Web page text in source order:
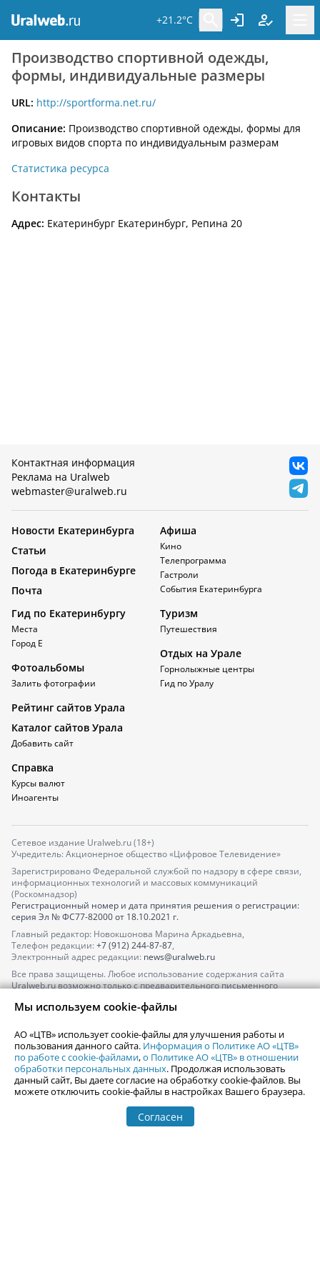
+21.2°C
Производство спортивной одежды,
формы, индивидуальные размеры
URL: http://sportforma.net.ru/
Описание: Производство спортивной одежды, формы для
игровых видов спорта по индивидуальным размерам
Статистика ресурса
Контакты
Адрес: Екатеринбург Екатеринбург, Репина 20
Контактная информация
Реклама на Uralweb
webmaster@uralweb.ru
Новости Екатеринбурга
Статьи
Погода в Екатеринбурге
Почта
Афиша
Кино
Телепрограмма
Гастроли
События Екатеринбурга
Гид по Екатеринбургу
Места
Город Е
Фотоальбомы
Залить фотографии
Туризм
Путешествия
Отдых на Урале
Горнолыжные центры
Гид по Уралу
Рейтинг сайтов Урала
Каталог сайтов Урала
Добавить сайт
Справка
Курсы валют
Иноагенты
Сетевое издание Uralweb.ru (18+)
Учредитель: Акционерное общество «Цифровое Телевидение»
Зарегистрировано Федеральной службой по надзору в сфере связи,
информационных технологий и массовых коммуникаций
(Роскомнадзор)
Регистрационный номер и дата принятия решения о регистрации:
серия Эл № ФС77-82000от 18.10.2021 г.
Главный редактор: Новокшонова Марина Аркадьевна,
Телефон редакции: +7 (912) 244-87-87,
Электронный адрес редакции: news@uralweb.ru
Все права защищены. Любое использование содержания сайта
Uralweb.ru возможно только с предварительного письменного
По вопросам размещения рекламы обращайтесь по тел.
По вопросам размещения информации в разделе «Афиша»
afisha@uralweb.ru
Пользовательское соглашение на использование сайта
Политика АО «ЦТВ» в отношении обработки персональных данных
Мы используем cookie-файлы
АО «ЦТВ» использует cookie-файлы для улучшения работы и
пользования данного сайта. Информация о Политике АО «ЦТВ»
по работе с cookie-файлами,о Политике АО «ЦТВ» в отношении
обработки персональных данных. Продолжая использовать
данный сайт, Вы даете согласие на обработку cookie-файлов. Вы
можете отключить cookie-файлы в настройках Вашего браузера.
Согласен